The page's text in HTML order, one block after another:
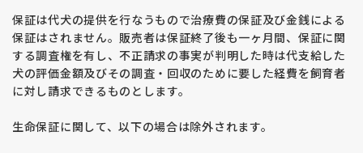
保証は代犬の提供を行なうもので治療費の保証及び金銭による
保証はされません。販売者は保証終了後も一ヶ月間、保証に関
する調査権を有し、不正請求の事実が判明した時は代支給した
犬の評価金額及びその調査・回収のために要した経費を飼育者
に対し請求できるものとします。
生命保証に関して、以下の場合は除外されます。